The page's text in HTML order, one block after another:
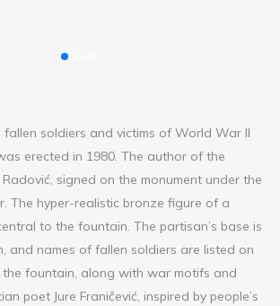
soldiers and victims of World War II
erected in 1980. The author of the
signed on the monument under the
The hyper-realistic bronze figure of a
to the fountain. The partisan’s base is
and names of fallen soldiers are listed on
fountain, along with war motifs and
poet Jure Franičević, inspired by people’s